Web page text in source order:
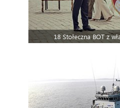
18 Stołeczna BOT z